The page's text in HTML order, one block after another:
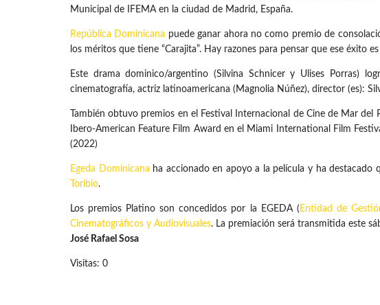
Municipal de IFEMA en la ciudad de Madrid, España.
República Dominicana puede ganar ahora no como premio de
los méritos que tiene “Carajita”. Hay razones para pensar que ese éxito
Este drama dominico/argentino (Silvina Schnicer y Ulises Porras)
cinematografía, actriz latinoamericana (Magnolia Núñez), director (es):
También obtuvo premios en el Festival Internacional de Cine de Mar
Ibero-American Feature Film Award en el Miami International Film
(2022)
Egeda Dominicana ha accionado en apoyo a la película y ha destacado
Toribio.
Los premios Platino son concedidos por la EGEDA ( Entidad de
Cinematográficos y Audiovisuales. La premiación será transmitida este
José Rafael Sosa
Visitas: 0